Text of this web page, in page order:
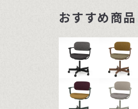
おすすめ商品